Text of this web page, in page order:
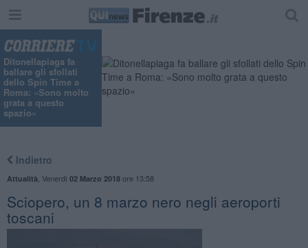
Ditonellapiaga fa
ballare gli sfollati
dello Spin Time a
Roma: «Sono molto
grata a questo
spazio»
Indietro
Attualità Venerdì 02 Marzo 2018ore 13:58
Sciopero, un 8 marzo nero negli aeroporti
toscani